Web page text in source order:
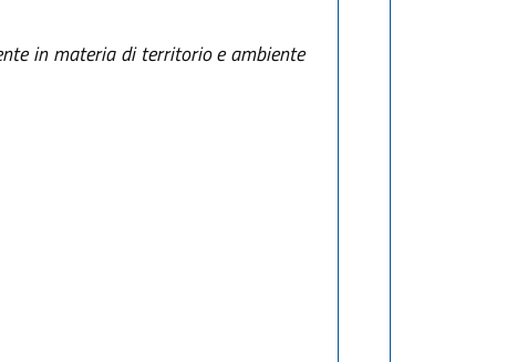
in materia di territorio e ambiente